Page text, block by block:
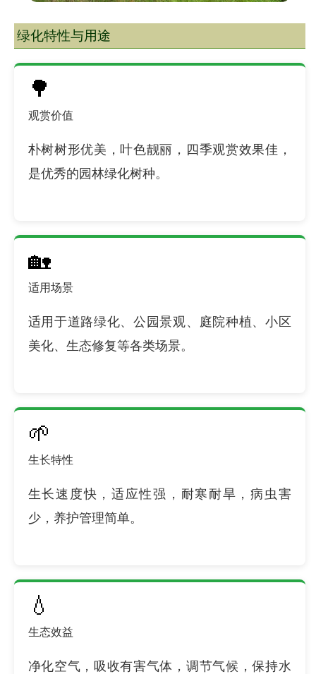
绿化特性与用途
🌳
观赏价值
朴树树形优美，叶色靓丽，四季观赏效果佳，
是优秀的园林绿化树种。
🏡
适用场景
适用于道路绿化、公园景观、庭院种植、小区
美化、生态修复等各类场景。
🌱
生长特性
生长速度快，适应性强，耐寒耐旱，病虫害
少，养护管理简单。
💧
生态效益
净化空气，吸收有害气体，调节气候，保持水